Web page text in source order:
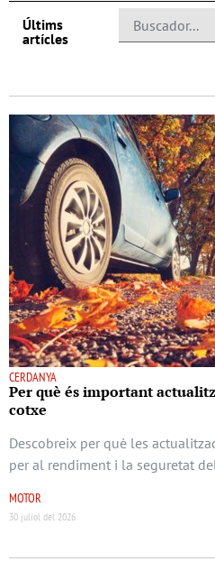
Últims
artícles
CERDANYA
Per què és important
cotxe
Descobreix per què les
per al rendiment i la seguretat
MOTOR
30 juliol del 2026